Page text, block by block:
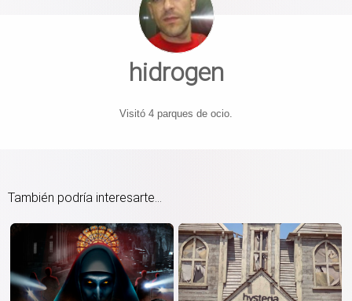
hidrogen
Visitó 4 parques de ocio.
También podría interesarte...